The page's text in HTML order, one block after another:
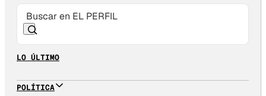
LO ÚLTIMO
POLÍTICA